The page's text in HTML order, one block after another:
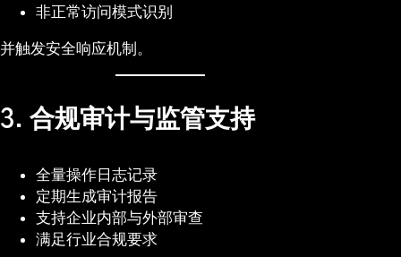
非正常访问模式识别
并触发安全响应机制。
3. 合规审计与监管支持
全量操作日志记录
定期生成审计报告
支持企业内部与外部审查
满足行业合规要求